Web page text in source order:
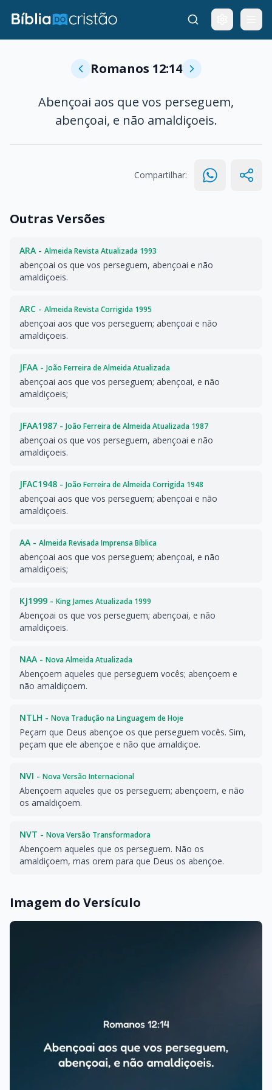
Romanos 12:14
Abençoai aos que vos perseguem,
abençoai, e não amaldiçoeis.
Compartilhar:
Outras Versões
ARA - Almeida Revista Atualizada 1993
abençoai os que vos perseguem, abençoai e não
amaldiçoeis.
ARC - Almeida Revista Corrigida 1995
abençoai aos que vos perseguem; abençoai e não
amaldiçoeis.
JFAA - João Ferreira de Almeida Atualizada
abençoai aos que vos perseguem; abençoai, e não
amaldiçoeis;
JFAA1987 - João Ferreira de Almeida Atualizada 1987
abençoai os que vos perseguem, abençoai e não
amaldiçoeis.
JFAC1948 - João Ferreira de Almeida Corrigida 1948
abençoai aos que vos perseguem; abençoai e não
amaldiçoeis.
AA - Almeida Revisada Imprensa Bíblica
abençoai aos que vos perseguem; abençoai, e não
amaldiçoeis;
KJ1999 - King James Atualizada 1999
Abençoai os que vos perseguem; abençoai, e não
amaldiçoeis.
NAA - Nova Almeida Atualizada
Abençoem aqueles que perseguem vocês; abençoem e
não amaldiçoem.
NTLH - Nova Tradução na Linguagem de Hoje
Peçam que Deus abençoe os que perseguem vocês. Sim,
peçam que ele abençoe e não que amaldiçoe.
NVI - Nova Versão Internacional
Abençoem aqueles que os perseguem; abençoem, e não
os amaldiçoem.
NVT - Nova Versão Transformadora
Abençoem aqueles que os perseguem. Não os
amaldiçoem, mas orem para que Deus os abençoe.
Imagem do Versículo